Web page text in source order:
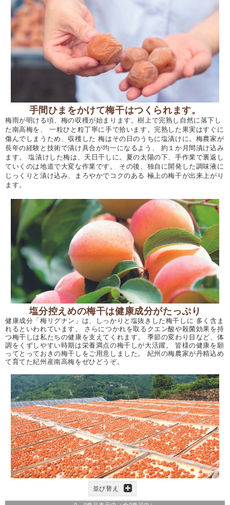
手間ひまをかけて梅干はつくられます。
梅雨が明ける頃、梅の収穫が始まります。樹上で完熟し自然に落下し
た南高梅を、 一粒ひと粒丁寧に手で拾います。完熟した果実はすぐに
傷んでしまうため、収穫した 梅はその日のうちに塩漬けに。梅農家が
長年の経験と技術で漬け具合が均一になるよう、 約１か月間漬け込み
ます。 塩漬けした梅は、天日干しに。夏の太陽の下、手作業で裏返し
ていくのは地道で大変な作業です。 その後、独自に開発した調味液に
じっくりと漬け込み、まろやかでコクのある 極上の梅干が出来上がり
ます。
塩分控えめの梅干は健康成分がたっぷり
健康成分「梅リグナン」は、しっかりと塩抜きした梅干しに 多く含ま
れるといわれています。 さらにつかれを取るクエン酸や殺菌効果を持
つ梅干しは私たちの健康を支えてくれます。 季節の変わり目など、体
調をくずしやすい時期は栄養満点の梅干しが大活躍。 皆様の健康を願
ってとっておきの梅干しをご用意しました。 紀州の梅農家が丹精込め
て育てた紀州産南高梅をぜひどうぞ。
並び替え